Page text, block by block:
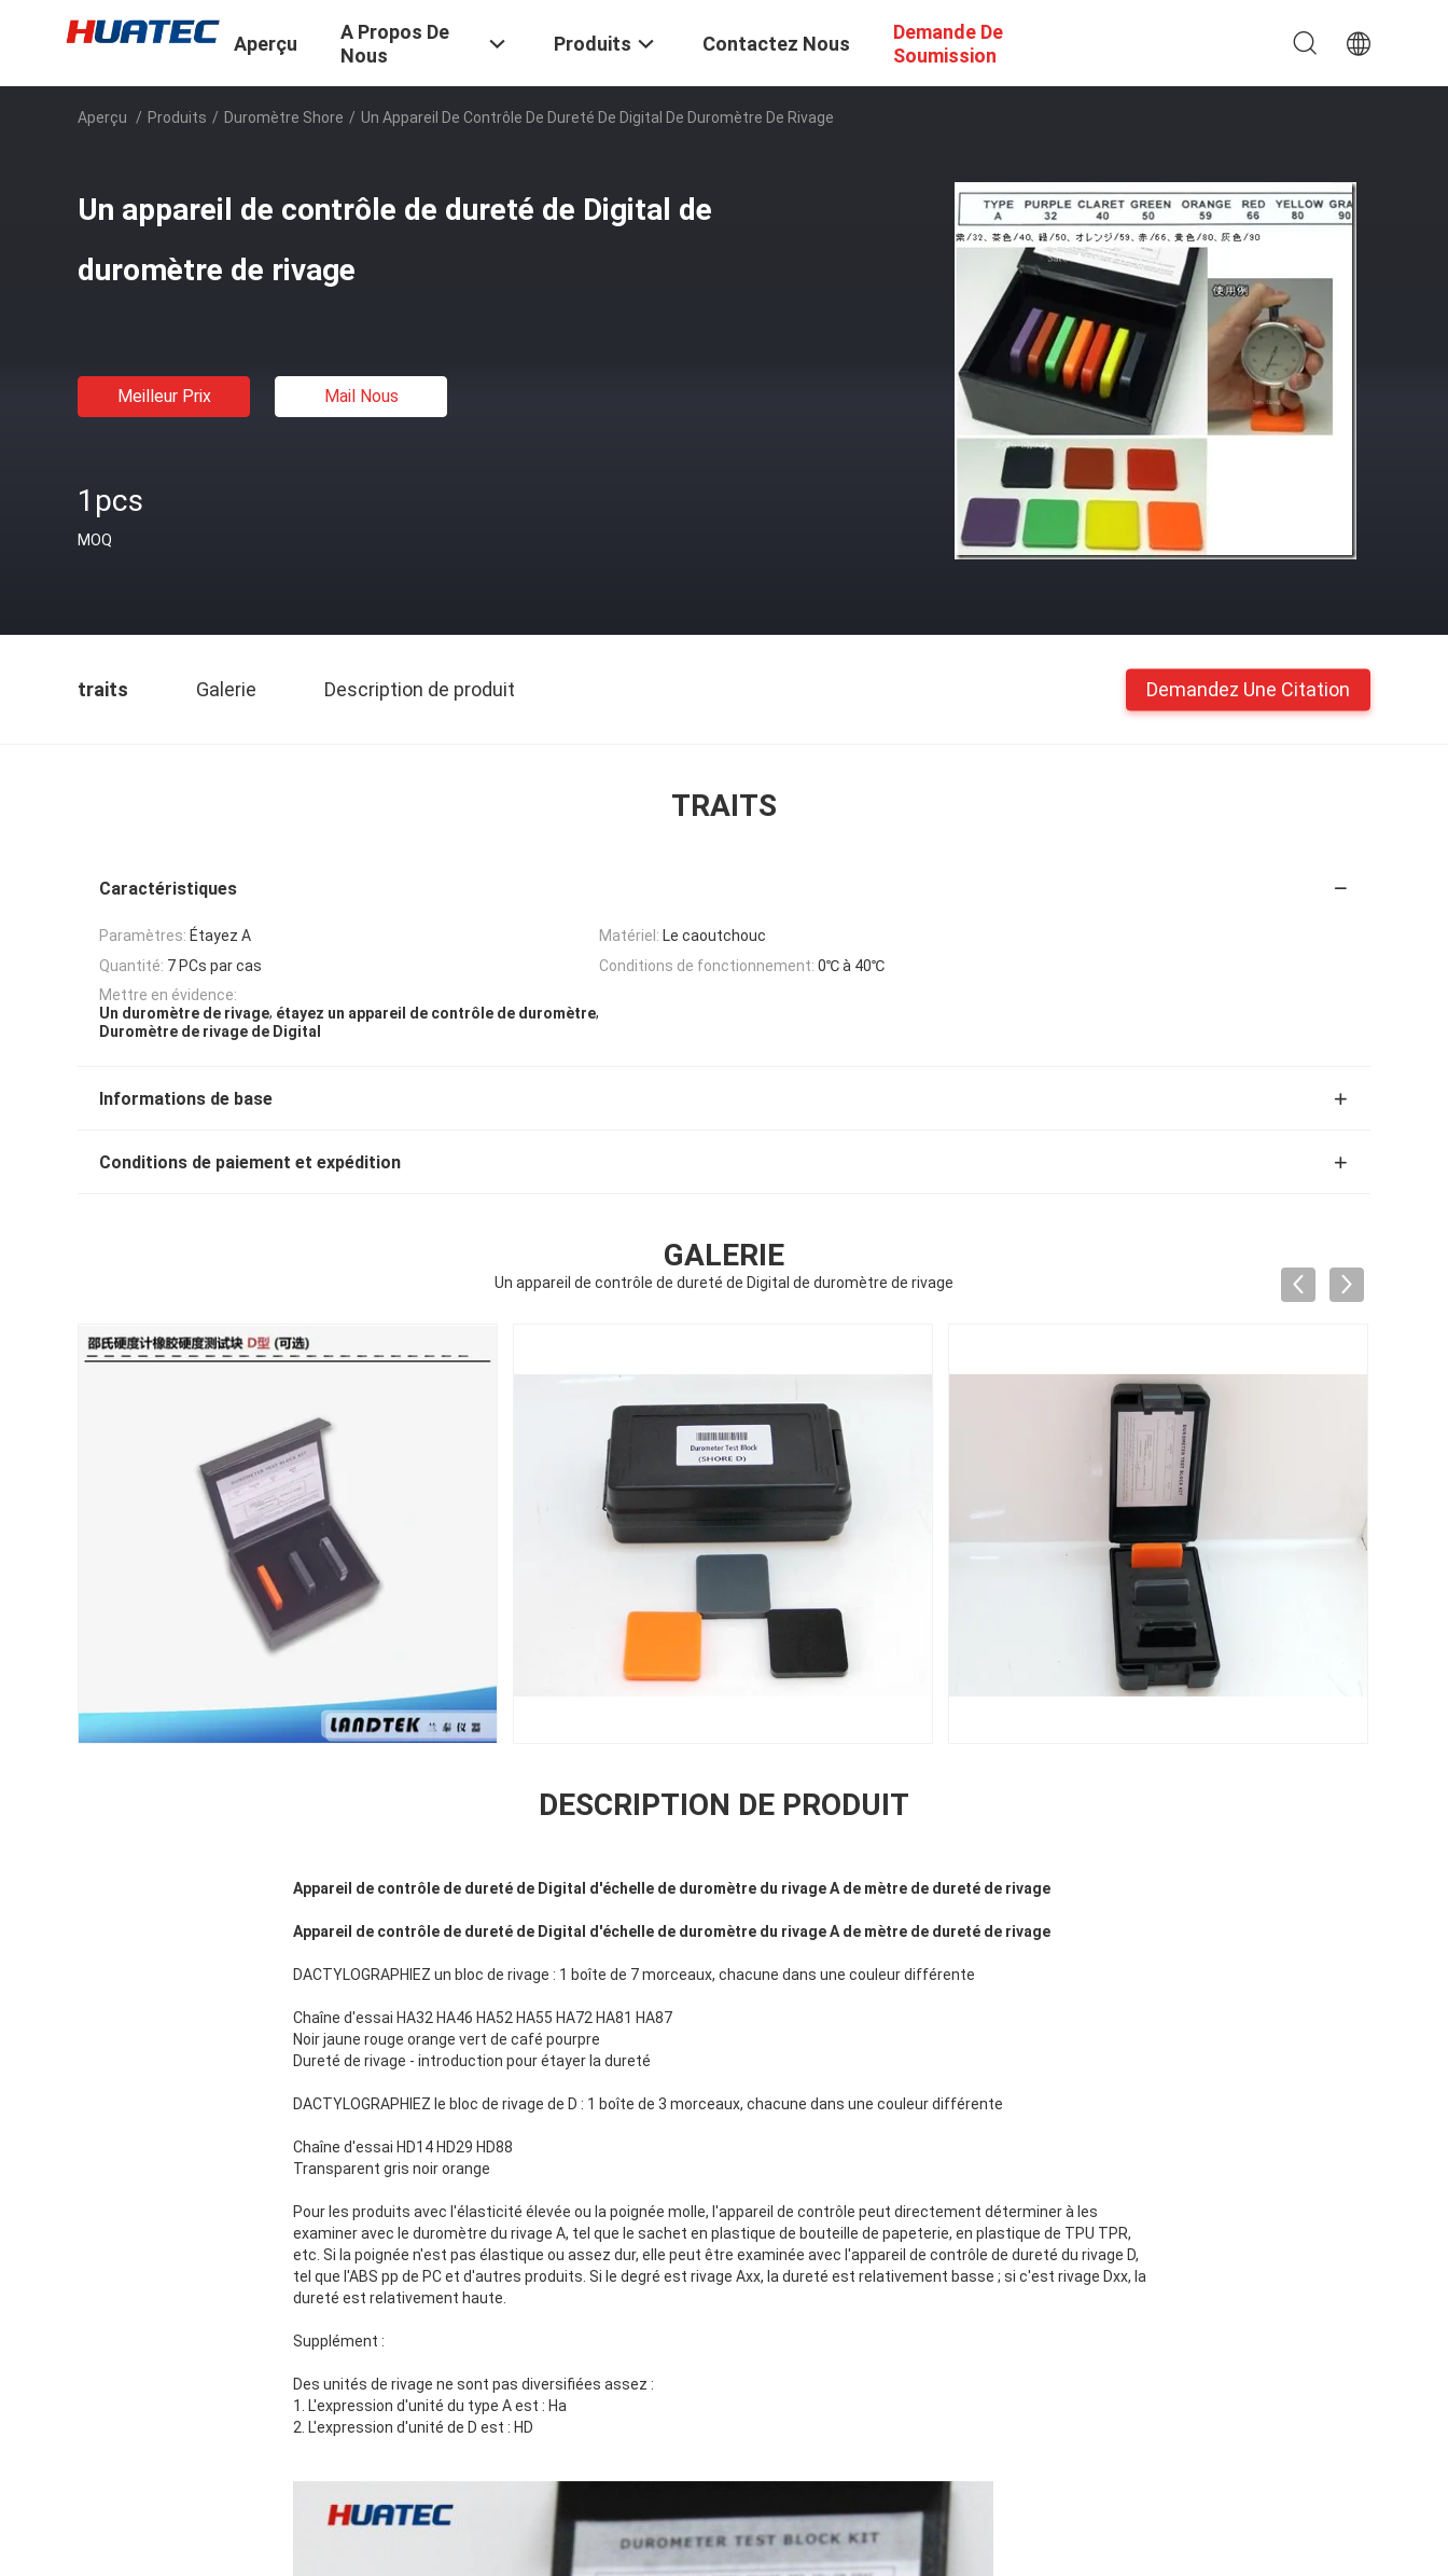
Aperçu
A Propos De
Nous
Produits Contactez Nous
Demande De
Soumission
Aperçu / Produits / Duromètre Shore / Un Appareil De Contrôle De Dureté De Digital De Duromètre De Rivage
Un appareil de contrôle de dureté de Digital de
duromètre de rivage
Meilleur Prix Mail Nous
1pcs
MOQ
traits Galerie Description de produit Demandez Une Citation
TRAITS
Caractéristiques
Paramètres: Étayez A Matériel: Le caoutchouc
Quantité: 7 PCs par cas Conditions de fonctionnement: 0℃ à 40℃
Mettre en évidence:
Un duromètre de rivage, étayez un appareil de contrôle de duromètre,
Duromètre de rivage de Digital
Informations de base
Conditions de paiement et expédition
GALERIE
Un appareil de contrôle de dureté de Digital de duromètre de rivage
DESCRIPTION DE PRODUIT
Appareil de contrôle de dureté de Digital d'échelle de duromètre du rivage A de mètre de dureté de rivage
Appareil de contrôle de dureté de Digital d'échelle de duromètre du rivage A de mètre de dureté de rivage
DACTYLOGRAPHIEZ un bloc de rivage : 1 boîte de 7 morceaux, chacune dans une couleur différente
Chaîne d'essai HA32 HA46 HA52 HA55 HA72 HA81 HA87
Noir jaune rouge orange vert de café pourpre
Dureté de rivage - introduction pour étayer la dureté
DACTYLOGRAPHIEZ le bloc de rivage de D : 1 boîte de 3 morceaux, chacune dans une couleur différente
Chaîne d'essai HD14 HD29 HD88
Transparent gris noir orange
Pour les produits avec l'élasticité élevée ou la poignée molle, l'appareil de contrôle peut directement déterminer à les
examiner avec le duromètre du rivage A, tel que le sachet en plastique de bouteille de papeterie, en plastique de TPU TPR,
etc. Si la poignée n'est pas élastique ou assez dur, elle peut être examinée avec l'appareil de contrôle de dureté du rivage D,
tel que l'ABS pp de PC et d'autres produits. Si le degré est rivage Axx, la dureté est relativement basse ; si c'est rivage Dxx, la
dureté est relativement haute.
Supplément :
Des unités de rivage ne sont pas diversifiées assez :
1. L'expression d'unité du type A est : Ha
2. L'expression d'unité de D est : HD